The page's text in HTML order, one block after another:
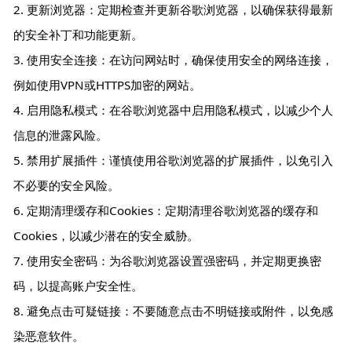
2. 更新浏览器：定期检查并更新谷歌浏览器，以确保获得最新
的安全补丁和功能更新。
3. 使用安全连接：在访问网站时，确保使用安全的网络连接，
例如使用VPN或HTTPS加密的网站。
4. 启用隐私模式：在谷歌浏览器中启用隐私模式，以减少个人
信息的泄露风险。
5. 禁用扩展插件：谨慎使用谷歌浏览器的扩展插件，以免引入
不必要的安全风险。
6. 定期清理缓存和Cookies：定期清理谷歌浏览器的缓存和
Cookies，以减少潜在的安全威胁。
7. 使用安全密码：为谷歌浏览器设置强密码，并定期更换密
码，以提高账户安全性。
8. 避免点击可疑链接：不要随意点击不明链接或附件，以免感
染恶意软件。